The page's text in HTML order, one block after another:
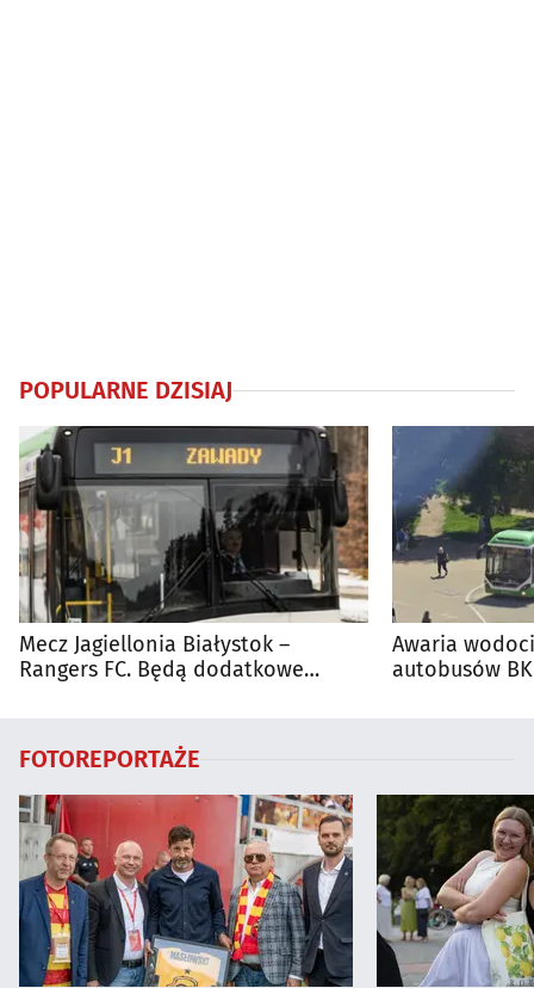
POPULARNE DZISIAJ
Mecz Jagiellonia Białystok –
Rangers FC. Będą dodatkowe
Awaria
autobusów
FOTOREPORTAŻE